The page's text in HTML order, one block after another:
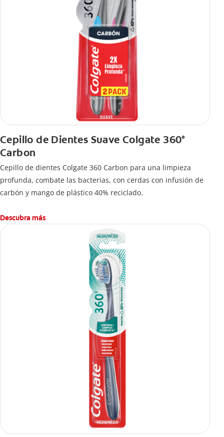
Cepillo de Dientes Suave Colgate 360°
Carbon
Cepillo de dientes Colgate 360 ​​Carbon para una limpieza
profunda, combate las bacterias, con cerdas con infusión de
carbón y mango de plástico 40% reciclado.
Descubra más